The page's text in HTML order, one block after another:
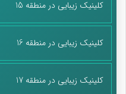
کلینیک زیبایی در منطقه 15
کلینیک زیبایی در منطقه 16
کلینیک زیبایی در منطقه 17